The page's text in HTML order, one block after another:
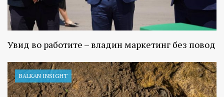
Увид во работите – владин маркетинг без повод
BALKAN INSIGHT